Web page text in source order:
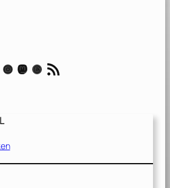
Instagram Mastodon Threads RSS-Feed